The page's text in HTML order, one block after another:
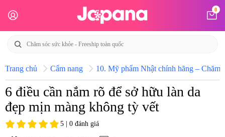
0
Trang chủ Cẩm nang 10. Mỹ phẩm Nhật chính hãng – Chăm
6 điều cần nắm rõ để sở hữu làn da
đẹp mịn màng không tỳ vết
5 | 0 đánh giá